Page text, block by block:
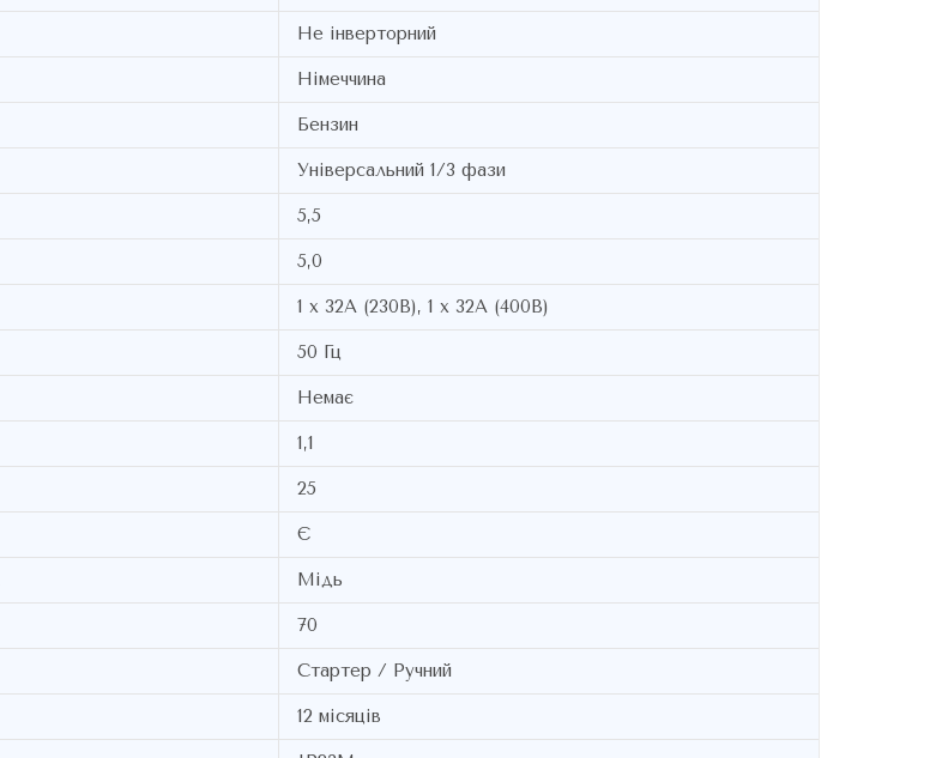
Не інверторний
Німеччина
Бензин
Універсальний 1/3 фази
5,5
5,0
1 х 32А (230В), 1 х 32А (400В)
50 Гц
Немає
1,1
25
Є
Мідь
70
Стартер / Ручний
12 місяців